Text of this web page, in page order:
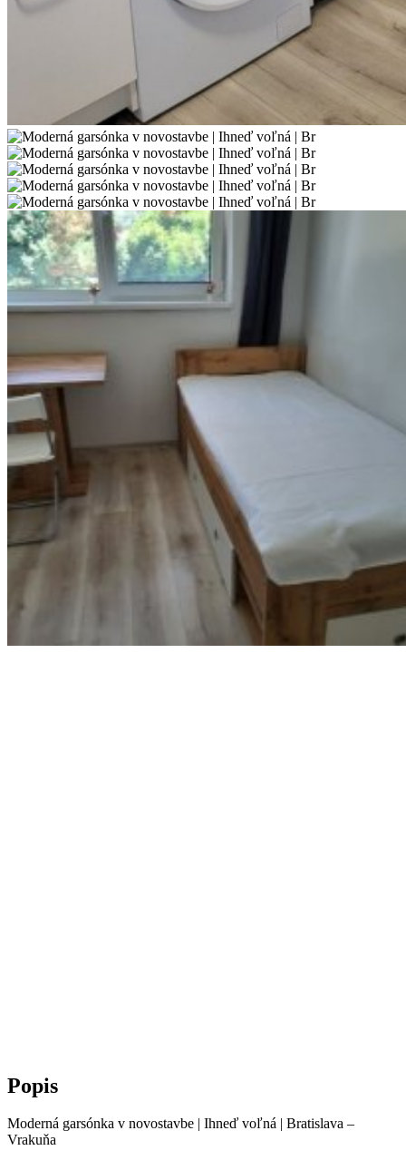
Popis
Moderná garsónka v novostavbe | Ihneď voľná | Bratislava –
Vrakuňa